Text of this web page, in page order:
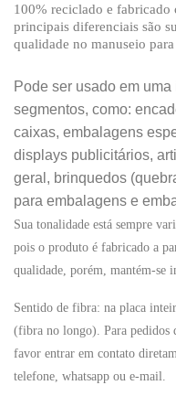
100% reciclado e fabricado
principais diferenciais são
qualidade no manuseio
Pode ser usado em
segmentos, como:
caixas, embalagens
displays publicitários,
geral, brinquedos
para embalagens e
Sua tonalidade está sempre
pois o produto é fabricado a
qualidade, porém, mantém-se
Sentido de fibra: na placa
(fibra no longo). Para pedidos
favor entrar em contato
telefone, whatsapp ou e-mail.